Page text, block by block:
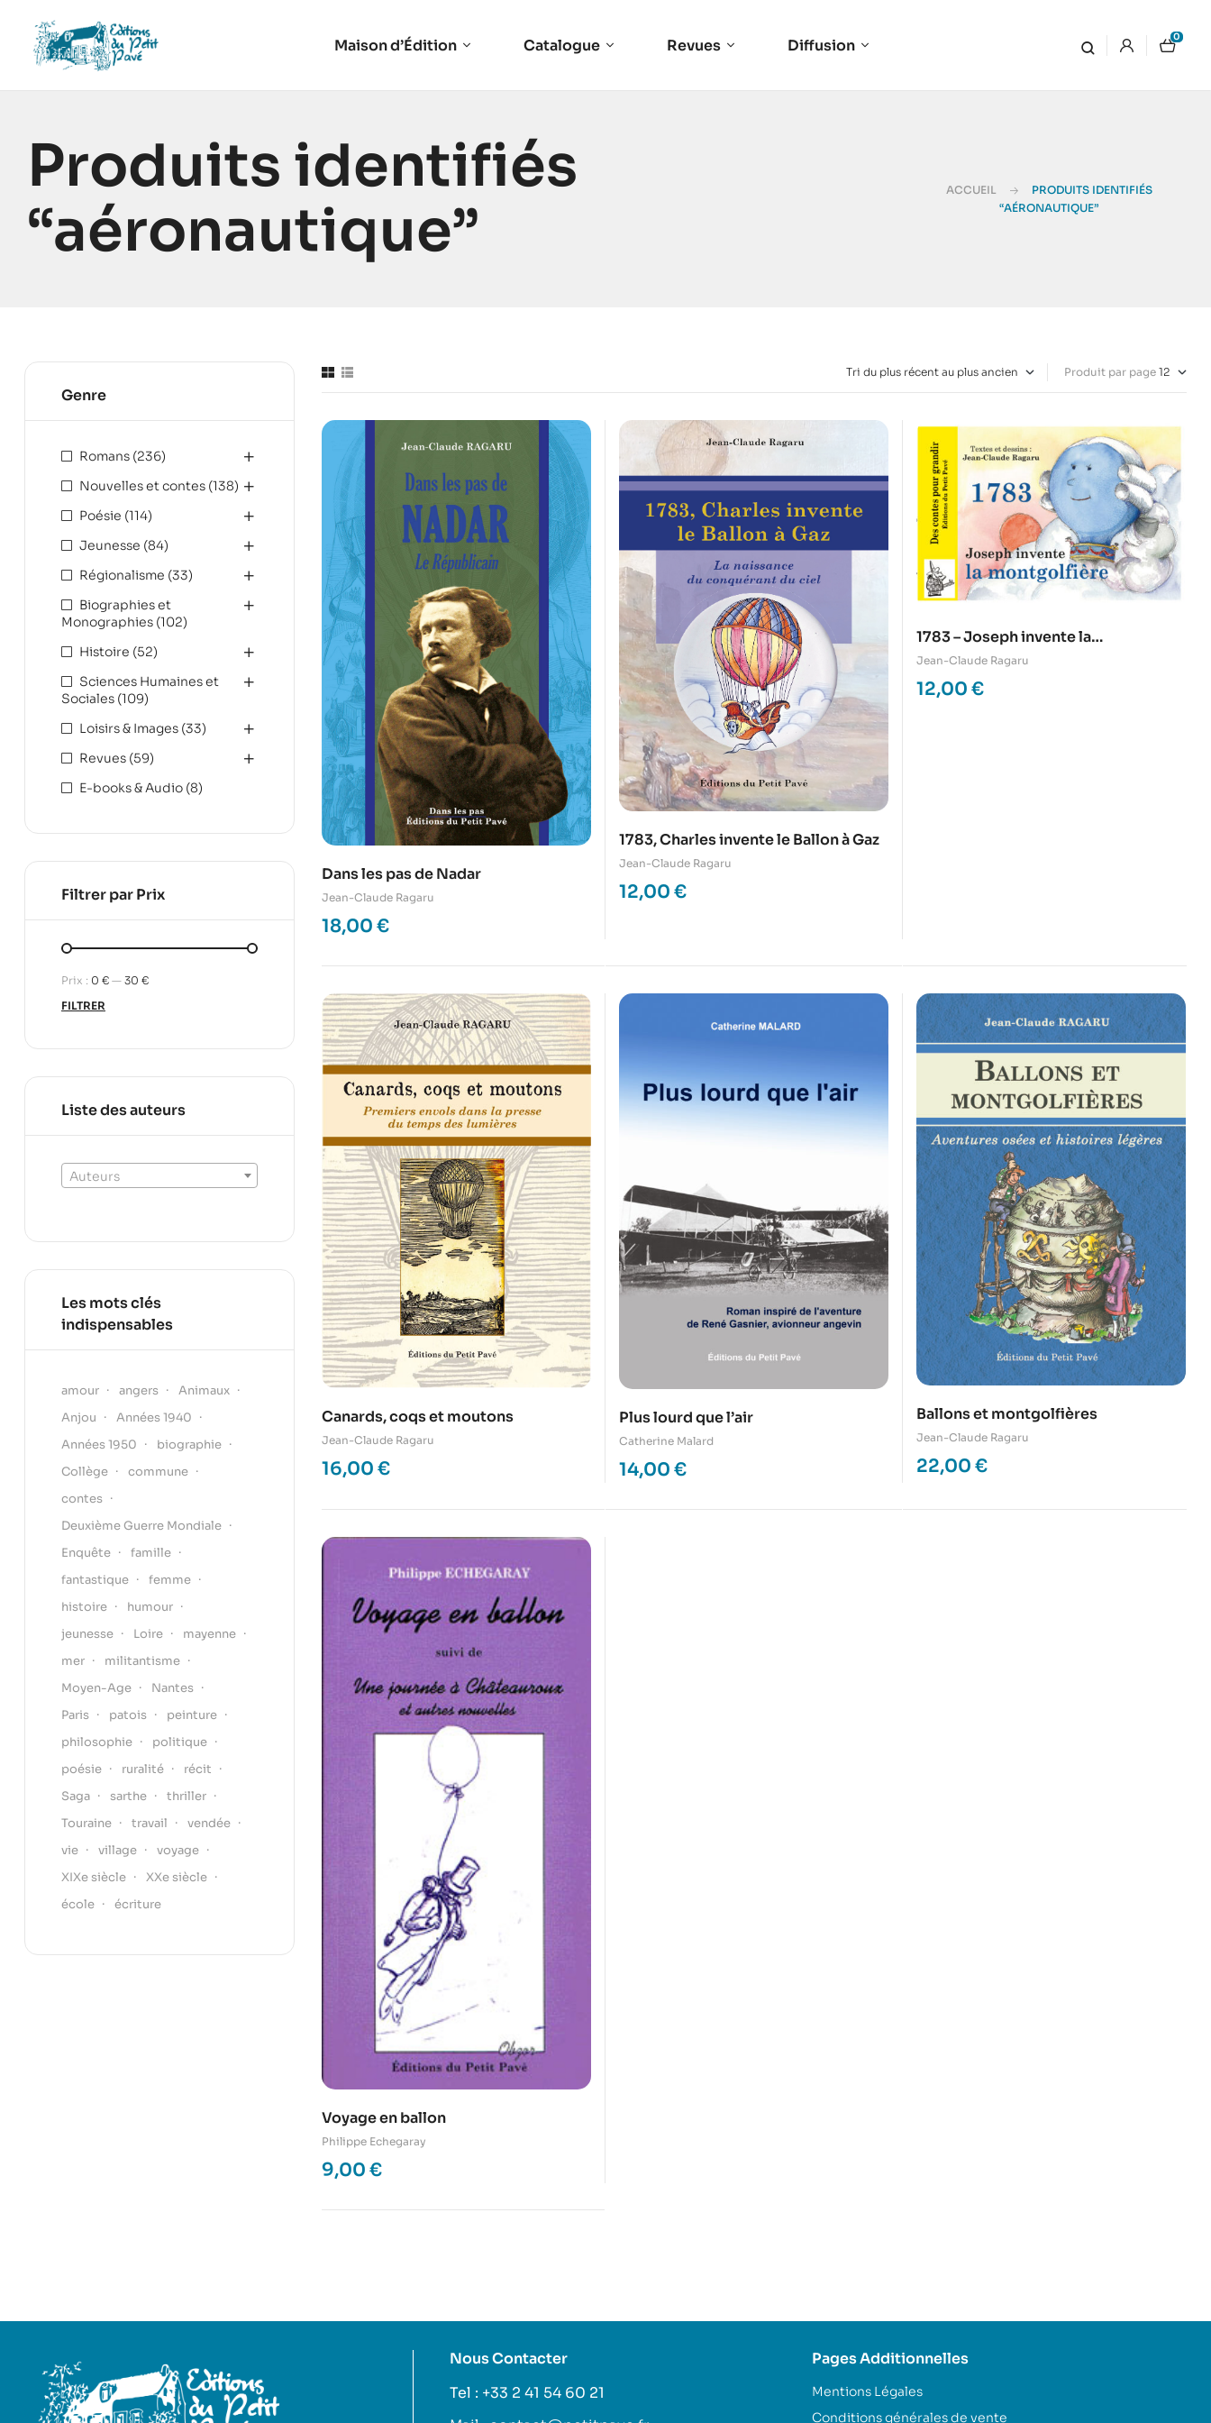
Maison d’Édition Catalogue Revues Diffusion 0
Produits identifiés
“aéronautique”
ACCUEIL
PRODUITS IDENTIFIÉS
“AÉRONAUTIQUE”
Produit par page
Dans les pas de Nadar
Jean-Claude Ragaru
18,00 €
1783, Charles invente le Ballon à Gaz
Jean-Claude Ragaru
12,00 €
1783 – Joseph invente la
montgolfière
Jean-Claude Ragaru
12,00 €
Canards, coqs et moutons
Jean-Claude Ragaru
16,00 €
Plus lourd que l’air
Catherine Malard
14,00 €
Ballons et montgolfières
Jean-Claude Ragaru
22,00 €
Voyage en ballon
Philippe Echegaray
9,00 €
Genre
Romans (236)
Nouvelles et contes (138)
Poésie (114)
Jeunesse (84)
Régionalisme (33)
Biographies et
Monographies (102)
Histoire (52)
Sciences Humaines et
Sociales (109)
Loisirs & Images (33)
Revues (59)
E-books & Audio (8)
Filtrer par Prix
FILTRER
Prix : 0 € — 30 €
Liste des auteurs
Auteurs
Les mots clés
indispensables
amour angers
Animaux
Anjou
Années 1940
Années 1950
biographie
Collège
commune
contes
Deuxième Guerre Mondiale
Enquête
famille
fantastique
femme
histoire
humour
jeunesse
Loire
mayenne
mer
militantisme
Moyen-Age
Nantes
Paris
patois
peinture
philosophie
politique
poésie
ruralité
récit
Saga
sarthe
thriller
Touraine
travail
vendée
vie
village
voyage
XIXe siècle
XXe siècle
école
écriture
Nous Contacter
Tel : +33 2 41 54 60 21
Pages Additionnelles
Mentions Légales
Conditions générales de vente